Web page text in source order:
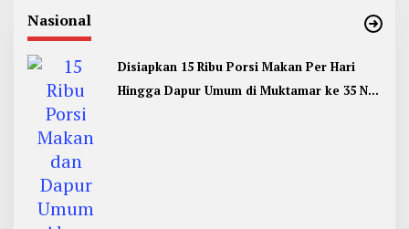
Nasional
Disiapkan 15 Ribu Porsi Makan Per Hari
Hingga Dapur Umum di Muktamar ke 35 NU